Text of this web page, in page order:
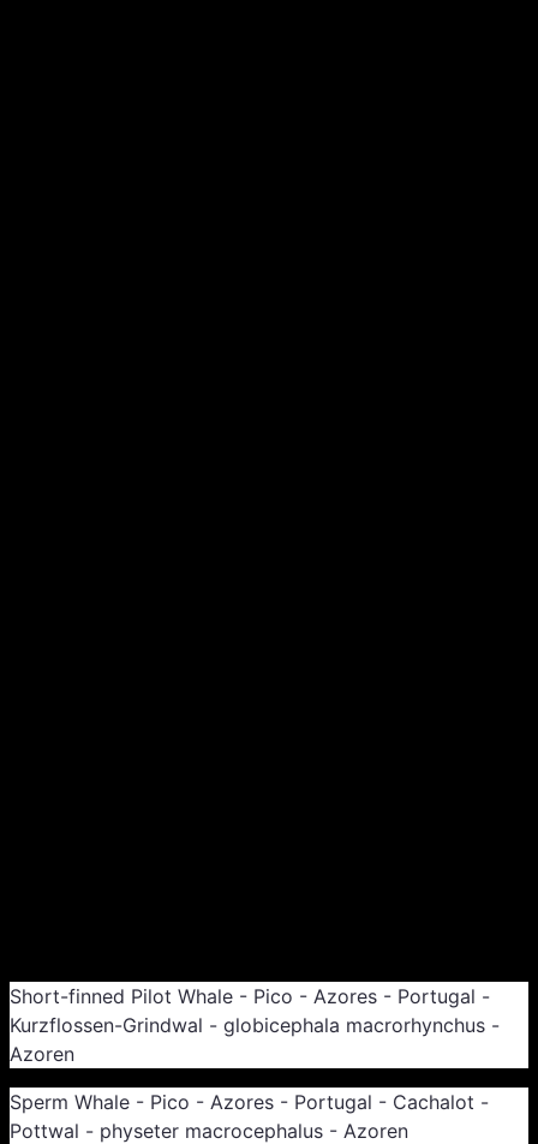
Short-finned Pilot Whale - Pico - Azores - Portugal -
Kurzflossen-Grindwal - globicephala macrorhynchus -
Azoren
Sperm Whale - Pico - Azores - Portugal - Cachalot -
Pottwal - physeter macrocephalus - Azoren